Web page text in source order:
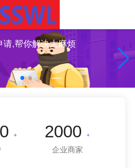
请,帮你解决大麻烦
+ 2000 +
企业商家